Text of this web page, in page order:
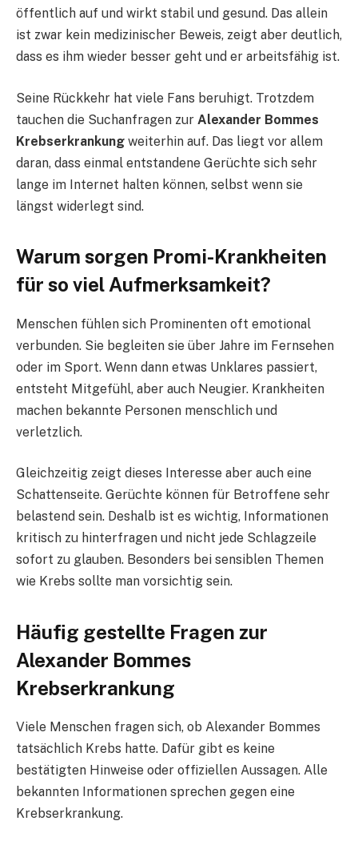
öffentlich auf und wirkt stabil und gesund. Das allein
ist zwar kein medizinischer Beweis, zeigt aber deutlich,
dass es ihm wieder besser geht und er arbeitsfähig ist.
Seine Rückkehr hat viele Fans beruhigt. Trotzdem
tauchen die Suchanfragen zur Alexander Bommes
Krebserkrankung weiterhin auf. Das liegt vor allem
daran, dass einmal entstandene Gerüchte sich sehr
lange im Internet halten können, selbst wenn sie
längst widerlegt sind.
Warum sorgen Promi-Krankheiten
für so viel Aufmerksamkeit?
Menschen fühlen sich Prominenten oft emotional
verbunden. Sie begleiten sie über Jahre im Fernsehen
oder im Sport. Wenn dann etwas Unklares passiert,
entsteht Mitgefühl, aber auch Neugier. Krankheiten
machen bekannte Personen menschlich und
verletzlich.
Gleichzeitig zeigt dieses Interesse aber auch eine
Schattenseite. Gerüchte können für Betroffene sehr
belastend sein. Deshalb ist es wichtig, Informationen
kritisch zu hinterfragen und nicht jede Schlagzeile
sofort zu glauben. Besonders bei sensiblen Themen
wie Krebs sollte man vorsichtig sein.
Häufig gestellte Fragen zur
Alexander Bommes
Krebserkrankung
Viele Menschen fragen sich, ob Alexander Bommes
tatsächlich Krebs hatte. Dafür gibt es keine
bestätigten Hinweise oder offiziellen Aussagen. Alle
bekannten Informationen sprechen gegen eine
Krebserkrankung.